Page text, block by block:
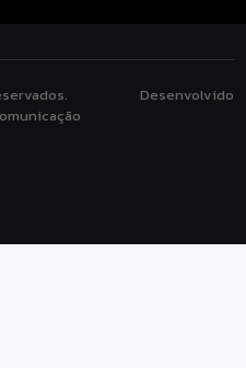
reservados. Desenvolvido